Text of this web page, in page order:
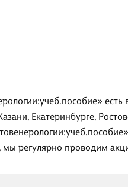
Екатеринбурге,
регулярно проводим